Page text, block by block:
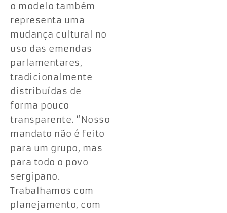
o modelo também
representa uma
mudança cultural no
uso das emendas
parlamentares,
tradicionalmente
distribuídas de
forma pouco
transparente. “Nosso
mandato não é feito
para um grupo, mas
para todo o povo
sergipano.
Trabalhamos com
planejamento, com